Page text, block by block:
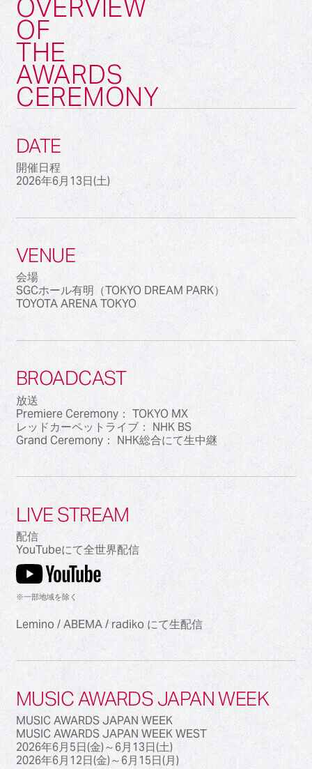
OVERVIEW
OF
THE
AWARDS
CEREMONY
DATE
開催日程
2026年6月13日(土)
VENUE
会場
SGCホール有明（TOKYO DREAM PARK）
TOYOTA ARENA TOKYO
BROADCAST
放送
Premiere Ceremony： TOKYO MX
レッドカーペットライブ： NHK BS
Grand Ceremony： NHK総合にて生中継
LIVE STREAM
配信
YouTubeにて全世界配信
※一部地域を除く
Lemino / ABEMA / radiko にて生配信
MUSIC AWARDS JAPAN WEEK
MUSIC AWARDS JAPAN WEEK
MUSIC AWARDS JAPAN WEEK WEST
2026年6月5日(金)～6月13日(土)
2026年6月12日(金)～6月15日(月)